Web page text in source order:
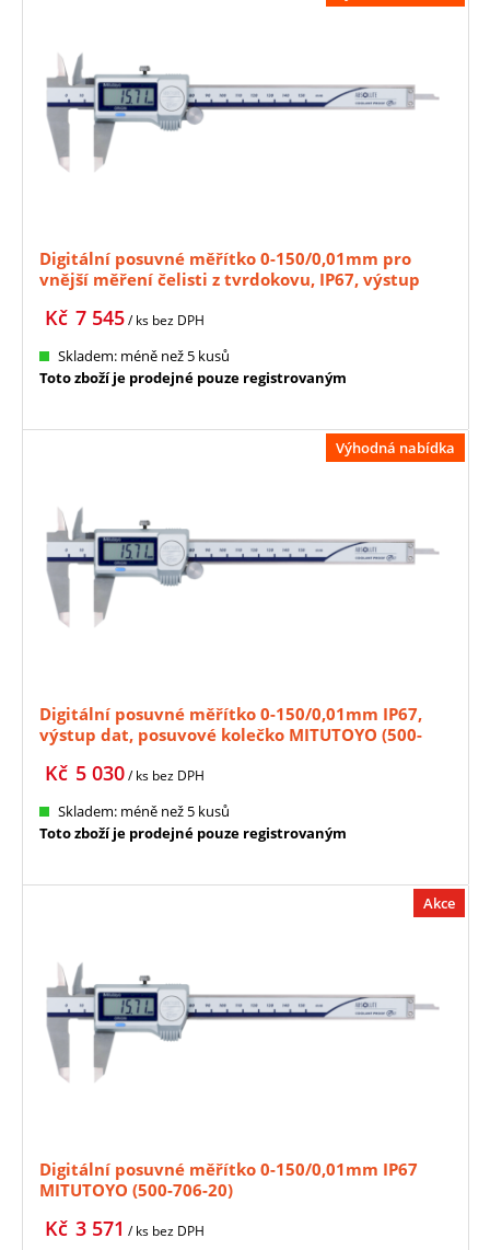
Digitální posuvné měřítko 0-150/0,01mm pro
vnější měření čelisti z tvrdokovu, IP67, výstup
7 545
Kč / ks bez DPH
Skladem: méně než 5 kusů
Toto zboží je prodejné pouze registrovaným
Výhodná nabídka
Digitální posuvné měřítko 0-150/0,01mm IP67,
výstup dat, posuvové kolečko MITUTOYO (500-
5 030
Kč / ks bez DPH
Skladem: méně než 5 kusů
Toto zboží je prodejné pouze registrovaným
Akce
Digitální posuvné měřítko 0-150/0,01mm IP67
MITUTOYO (500-706-20)
3 571
Kč / ks bez DPH